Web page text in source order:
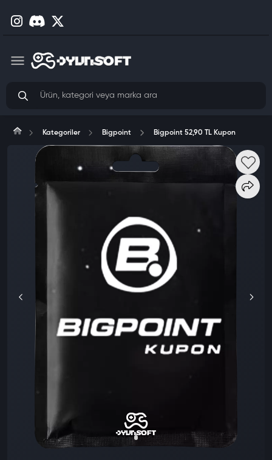
Kategoriler Bigpoint Bigpoint 52,90 TL Kupon